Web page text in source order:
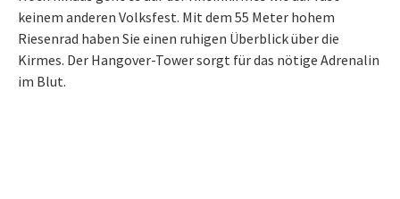
keinem anderen Volksfest. Mit dem 55 Meter hohem
Riesenrad haben Sie einen ruhigen Überblick über die
Kirmes. Der Hangover-Tower sorgt für das nötige Adrenalin
im Blut.